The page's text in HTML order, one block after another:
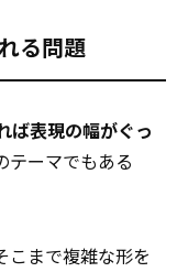
る問題
ば表現の幅がぐっ
テーマでもある
こまで複雑な形を